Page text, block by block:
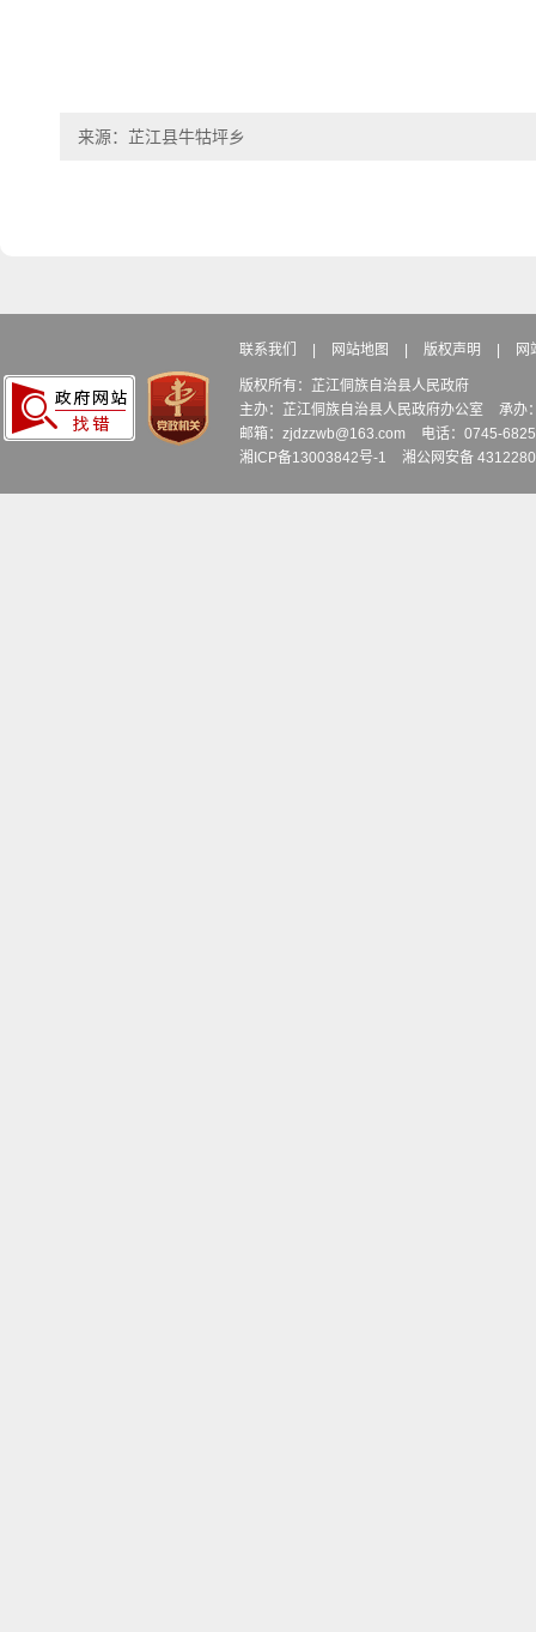
来源：芷江县牛牯坪乡
联系我们 网站地图 版权声明 网
版权所有：芷江侗族自治县人民政府
主办：芷江侗族自治县人民政府办公室
承办
邮箱：zjdzzwb@163.com
电话：0745-
湘ICP备13003842号-1
湘公网安备